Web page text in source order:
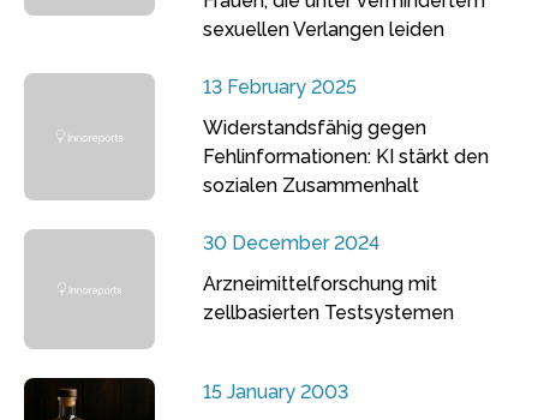
sexuellen Verlangen leiden
13 February 2025
Widerstandsfähig gegen
Fehlinformationen: KI stärkt den
sozialen Zusammenhalt
30 December 2024
Arzneimittelforschung mit
zellbasierten Testsystemen
15 January 2003